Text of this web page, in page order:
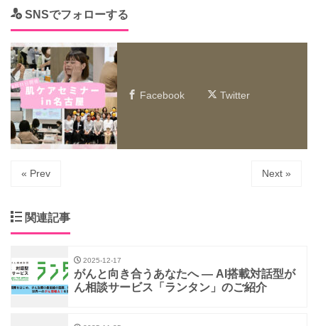
SNSでフォローする
Facebook Twitter
« Prev Next »
関連記事
2025-12-17
がんと向き合うあなたへ ― AI搭載対話型が
ん相談サービス「ランタン」のご紹介